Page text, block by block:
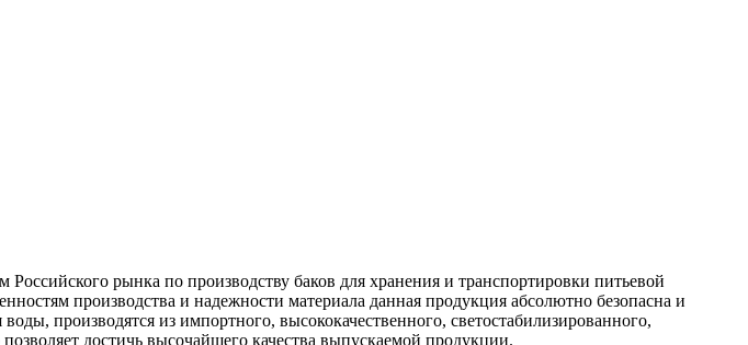
рынка по производству баков для хранения и транспортировки питьевой
производства и надежности материала данная продукция абсолютно безопасна и
производятся из импортного, высококачественного, светостабилизированного,
достичь высочайшего качества выпускаемой продукции.